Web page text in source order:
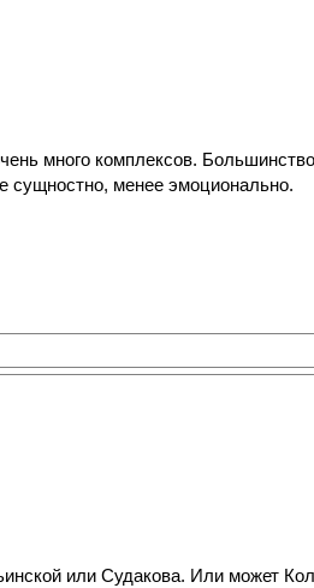
много комплексов. Большинство
сущностно, менее эмоционально.
или Судакова. Или может